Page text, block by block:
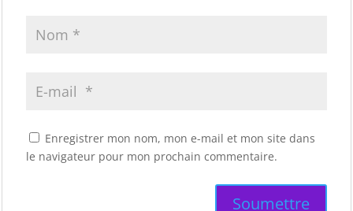
Enregistrer mon nom, mon e-mail et mon site dans
le navigateur pour mon prochain commentaire.